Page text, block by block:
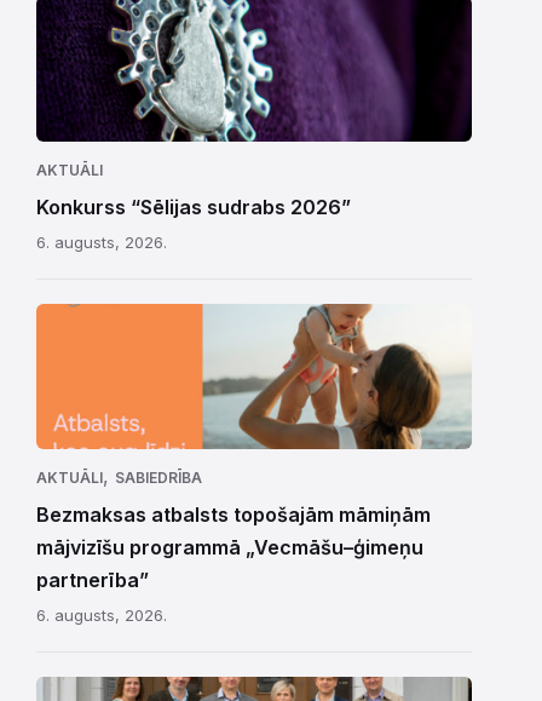
AKTUĀLI
Konkurss “Sēlijas sudrabs 2026”
6. augusts, 2026.
AKTUĀLI, SABIEDRĪBA
Bezmaksas atbalsts topošajām māmiņām
mājvizīšu programmā „Vecmāšu–ģimeņu
partnerība”
6. augusts, 2026.